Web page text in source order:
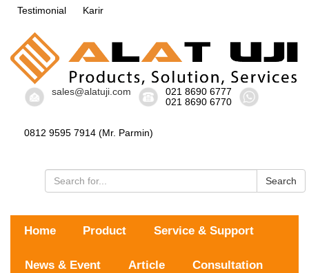
Testimonial Karir
sales@alatuji.com
021 8690 6777
021 8690 6770
0812 9595 7914 (Mr. Parmin)
Search
Home Product Service & Support
News & Event Article Consultation